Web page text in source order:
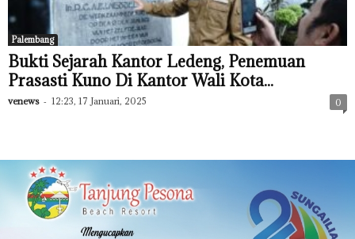
Palembang
Bukti Sejarah Kantor Ledeng, Penemuan
Prasasti Kuno Di Kantor Wali Kota...
venews - 12:23, 17 Januari, 2025 0